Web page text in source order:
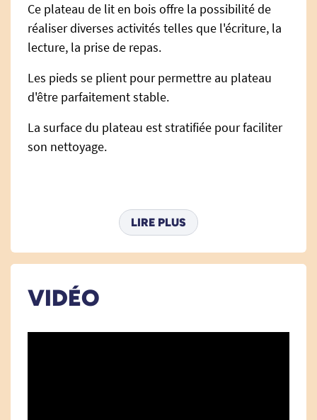
Ce plateau de lit en bois offre la possibilité de
réaliser diverses activités telles que l'écriture, la
lecture, la prise de repas.
Les pieds se plient pour permettre au plateau
d'être parfaitement stable.
La surface du plateau est stratifiée pour faciliter
son nettoyage.
54 cm x 31 cm x 23,5 cm.
Poids : 1.95 kg
LIRE PLUS
VIDÉO